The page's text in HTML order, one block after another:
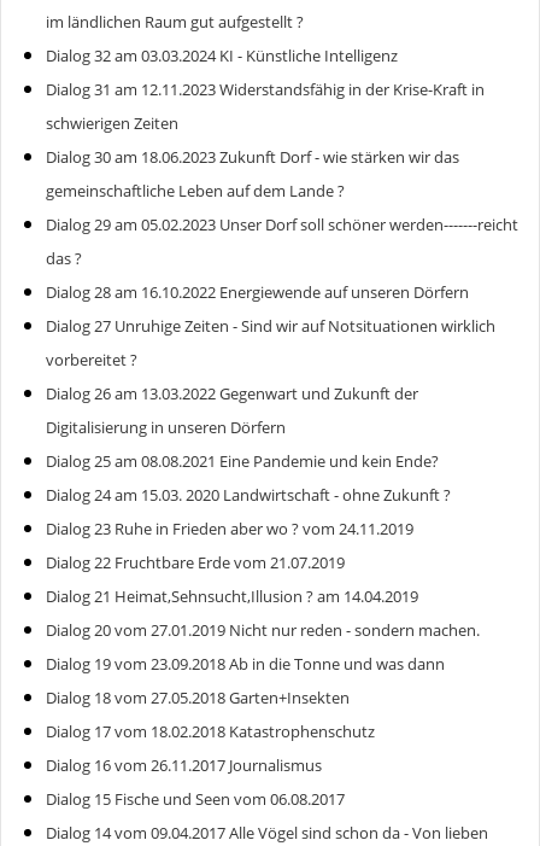
im ländlichen Raum gut aufgestellt ?
Dialog 32 am 03.03.2024 KI - Künstliche Intelligenz
Dialog 31 am 12.11.2023 Widerstandsfähig in der Krise-Kraft in
schwierigen Zeiten
Dialog 30 am 18.06.2023 Zukunft Dorf - wie stärken wir das
gemeinschaftliche Leben auf dem Lande ?
Dialog 29 am 05.02.2023 Unser Dorf soll schöner werden-------reicht
das ?
Dialog 28 am 16.10.2022 Energiewende auf unseren Dörfern
Dialog 27 Unruhige Zeiten - Sind wir auf Notsituationen wirklich
vorbereitet ?
Dialog 26 am 13.03.2022 Gegenwart und Zukunft der
Digitalisierung in unseren Dörfern
Dialog 25 am 08.08.2021 Eine Pandemie und kein Ende?
Dialog 24 am 15.03. 2020 Landwirtschaft - ohne Zukunft ?
Dialog 23 Ruhe in Frieden aber wo ? vom 24.11.2019
Dialog 22 Fruchtbare Erde vom 21.07.2019
Dialog 21 Heimat,Sehnsucht,Illusion ? am 14.04.2019
Dialog 20 vom 27.01.2019 Nicht nur reden - sondern machen.
Dialog 19 vom 23.09.2018 Ab in die Tonne und was dann
Dialog 18 vom 27.05.2018 Garten+Insekten
Dialog 17 vom 18.02.2018 Katastrophenschutz
Dialog 16 vom 26.11.2017 Journalismus
Dialog 15 Fische und Seen vom 06.08.2017
Dialog 14 vom 09.04.2017 Alle Vögel sind schon da - Von lieben